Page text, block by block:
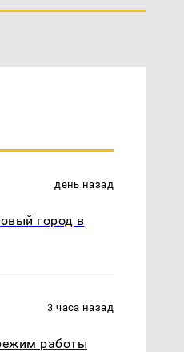
день назад
город в
3 часа назад
работы